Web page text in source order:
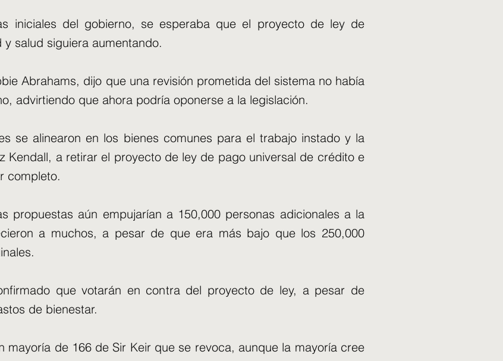
iniciales del gobierno, se esperaba que el proyecto de ley de
salud siguiera aumentando.
Abrahams, dijo que una revisión prometida del sistema no había
advirtiendo que ahora podría oponerse a la legislación.
se alinearon en los bienes comunes para el trabajo instado y la
Kendall, a retirar el proyecto de ley de pago universal de crédito e
completo.
propuestas aún empujarían a 150,000 personas adicionales a la
a muchos, a pesar de que era más bajo que los 250,000
que votarán en contra del proyecto de ley, a pesar de
de bienestar.
mayoría de 166 de Sir Keir que se revoca, aunque la mayoría cree